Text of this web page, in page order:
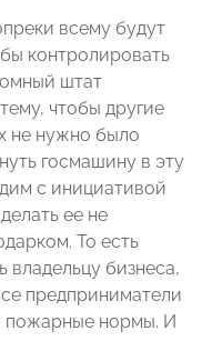
всему будут
контролировать
штат
чтобы другие
не нужно было
госмашину в эту
с инициативой
ее не
То есть
бизнеса,
предприниматели
пожарные нормы. И